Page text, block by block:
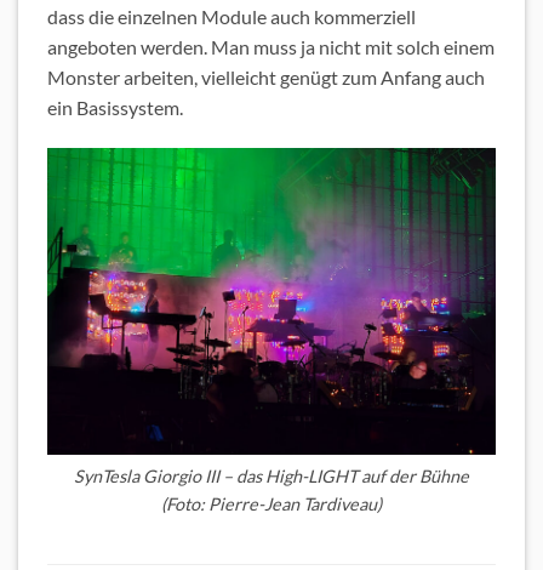
dass die einzelnen Module auch kommerziell
angeboten werden. Man muss ja nicht mit solch einem
Monster arbeiten, vielleicht genügt zum Anfang auch
ein Basissystem.
SynTesla Giorgio III – das High-LIGHT auf der Bühne
(Foto: Pierre-Jean Tardiveau)